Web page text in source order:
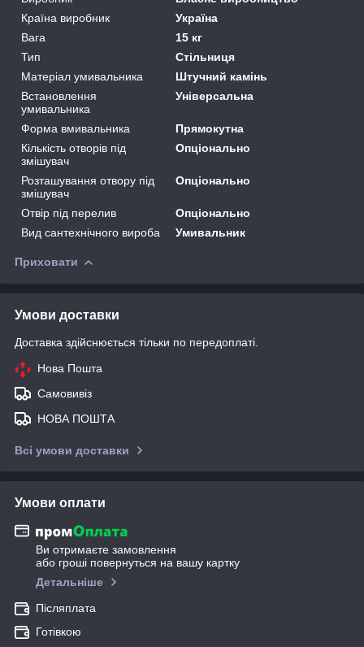
Країна виробник
Україна
Вага
15 кг
Тип
Стільниця
Матеріал умивальника
Штучний камінь
Встановлення
умивальника
Універсальна
Форма вмивальника
Прямокутна
Кількість отворів під
змішувач
Опціонально
Розташування отвору під
змішувач
Опціонально
Отвір під перелив
Опціонально
Вид сантехнічного вироба
Умивальник
Приховати
Умови доставки
Доставка здійснюється тільки по передоплаті.
Нова Пошта
Самовивіз
НОВА ПОШТА
Всі умови доставки
Умови оплати
Ви отримаєте замовлення
або гроші повернуться на вашу картку
Детальніше
Післяплата
Готівкою